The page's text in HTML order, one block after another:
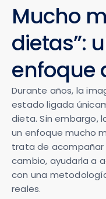
Mucho
dietas”:
enfoque
Durante años, la
estado ligada
dieta. Sin embargo,
un enfoque mucho
trata de acompañar
cambio, ayudarla a
con una
reales.